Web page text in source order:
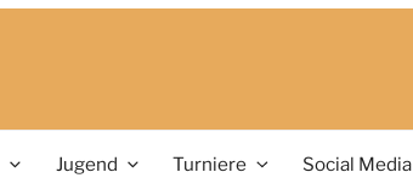
Jugend Turniere Social Media